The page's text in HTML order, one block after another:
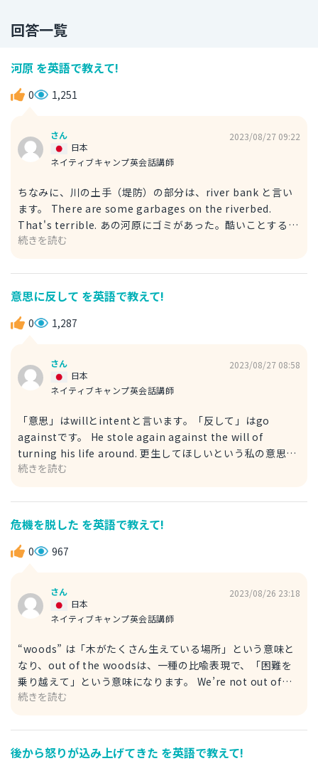
回答一覧
河原 を英語で教えて!
0 1,251
さん
ネイティブキャンプ英会話講師
日本
2023/08/27 09:22
ちなみに、川の土手（堤防）の部分は、river bank と言い
ます。 There are some garbages on the riverbed.
That's terrible. あの河原にゴミがあった。酷いことする
よ。 ※garbages→ゴミ ※terrible→ひどい I sat down on
座って、川で野球をしている人たちを見た。 ※sat down→
座った ※baseball→野球
続きを読む
意思に反して を英語で教えて!
0 1,287
さん
ネイティブキャンプ英会話講師
日本
2023/08/27 08:58
「意思」はwillとintentと言います。「反して」はgo
againstです。 He stole again against the will of
turning his life around. 更生してほしいという私の意思に
反して彼は再び窃盗をしました。 ※stole→盗んだ ※turn
of the people. 戦争は人々の意思に反して起こっている。
※war→戦争 The party held against the intent of
people. そのパーティーは人々の意思に反して開かれた。
※held→開催する
続きを読む
危機を脱した を英語で教えて!
0 967
さん
ネイティブキャンプ英会話講師
日本
2023/08/26 23:18
“woods” は「木がたくさん生えている場所」という意味と
なり、out of the woodsは、一種の比喩表現で、「困難を
乗り越えて」という意味になります。 We’re not out of
the woods yet. Please be careful. 私たちはまだ危機を脱
careful 気をつける ☆災害時のニュースなど、緊急を要する
ときに使います。 She was out of the woods last night.
続きを読む
後から怒りが込み上げてきた を英語で教えて!